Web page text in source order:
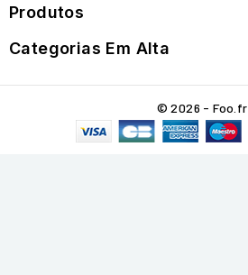
Produtos
Categorias Em Alta
© 2026 - Foo.fr